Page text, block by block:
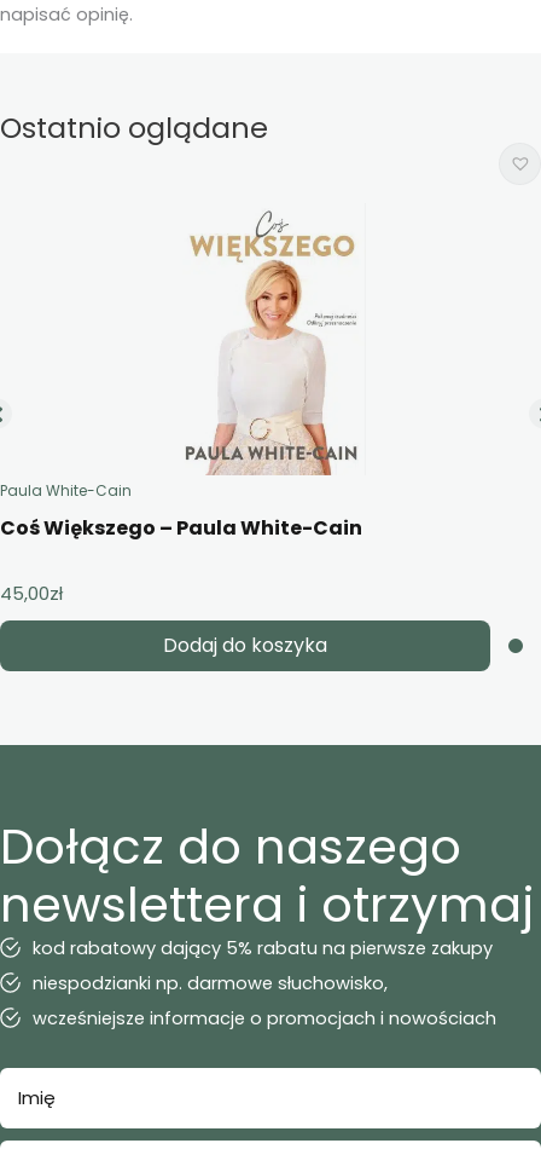
napisać opinię.
Ostatnio oglądane
Paula White-Cain
Coś Większego – Paula White-Cain
45,00zł
Dodaj do koszyka
Dołącz do naszego
newslettera i otrzymaj
kod rabatowy dający 5% rabatu na pierwsze zakupy
niespodzianki np. darmowe słuchowisko,
wcześniejsze informacje o promocjach i nowościach